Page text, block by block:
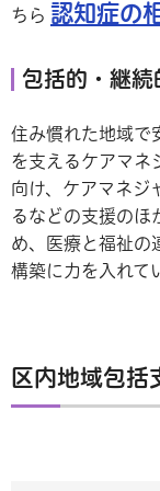
ちら 認知症の
包括的・継続
住み慣れた地域で
を支えるケアマネ
向け、ケアマネジ
るなどの支援のほ
め、医療と福祉の
構築に力を入れて
区内地域包括